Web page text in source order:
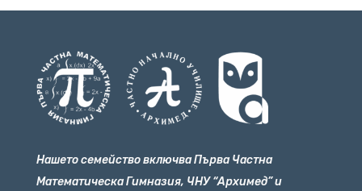
Нашето семейство включва Първа Частна
Математическа Гимназия, ЧНУ “Архимед” и